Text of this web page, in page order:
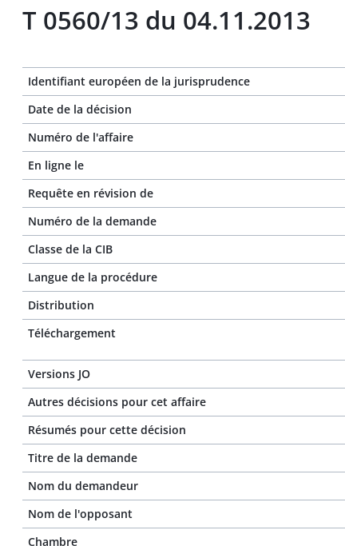
T 0560/13 du 04.11.2013
Identifiant européen de la jurisprudence
Date de la décision
Numéro de l'affaire
En ligne le
Requête en révision de
Numéro de la demande
Classe de la CIB
Langue de la procédure
Distribution
Téléchargement
Versions JO
Autres décisions pour cet affaire
Résumés pour cette décision
Titre de la demande
Nom du demandeur
Nom de l'opposant
Chambre